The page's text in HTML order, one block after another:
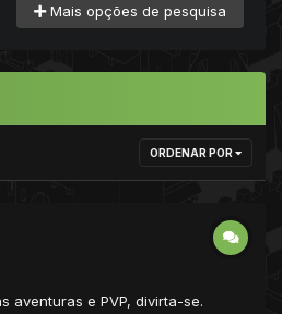
Mais opções de pesquisa
ORDENAR POR
aventuras e PVP, divirta-se.